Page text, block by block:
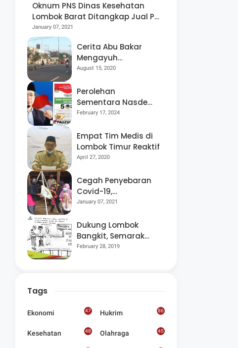
Oknum PNS Dinas Kesehatan
Lombok Barat Ditangkap Jual Pil
Ekstasi
January 07, 2021
Cerita Abu Bakar
Mengayuh
Sepedanya Selama
Menggelorakan
Kemerdekaan
August 15, 2020
Perolehan
Sementara Nasdem
Lobar Tertinggi,
Berpeluang “Rebut”
Kursi Dapil 3
February 17, 2024
Empat Tim Medis di
Lombok Timur Reaktif
April 27, 2020
Cegah Penyebaran
Covid-19,
Bhabinkamtibmas
Kegiatan Posyandu
January 07, 2021
Dukung Lombok
Bangkit, Semarak
Pesta Rakyat
Seniman Di Lombok
February 28, 2019
Tags
Ekonomi 47 Hukrim 86
Kesehatan 48 Olahraga 45